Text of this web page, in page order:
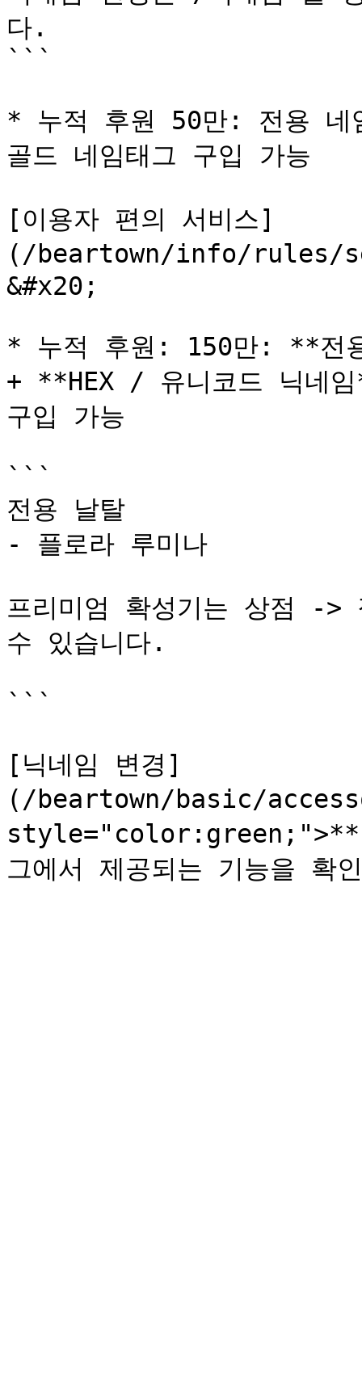
다.
```
* 누적 후원 50만: 전용
골드 네임태그 구입 가능
[이용자 편의 서비스]
(/beartown/info/rules/
&#x20;
* 누적 후원: 150만: **전
+ **HEX / 유니코드 닉네
구입 가능
```
전용 날탈
- 플로라 루미나
프리미엄 확성기는 상점 ->
수 있습니다.
```
[닉네임 변경]
(/beartown/basic/